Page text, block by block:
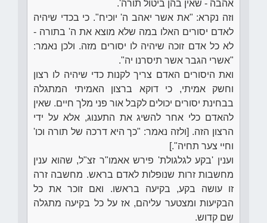
אהבה - שאין בהן ביטול תורה'.
וזה נקרא: "את אשר יאהב ה' יוכיח". כי בכדי שיהיה
לאדם יסורים האלו במה שלא מוצא את ה' בתורה -
לא כל אדם זוכה שיהיה לו יסורים מזה. ולכן נאמר:
"אשרי הגבר אשר תיסרנו יה".
ואת היסורים האדם צריך לקנות כדי שיהיה לו רצון
וחשק אמיתי, כי דוקא ברצון האמיתי המתגלה
בבחינת יסורים יכולים לקבל אור פני מלך חיים. שאין
להאדם כלי אחר להשיג את התענוג, אלא על ידי
הרצון הזה. [ולזה נאמר: "כך היא דרכה של תורה וכו'
וחיי צער תחיה".]
וענין 'בקע לגלגולת' פירש אאמו"ר זצ"ל, שהוא ענין
מחשבות זרות שנופלות לאדם בראש. מחשבה זרה
זו עושה בקע, בקיעה בראשו. ואם זוכר את כל
הבקיעות ומצטער עליהם, אז על כל בקיעה מתגלה
שם קדוש.